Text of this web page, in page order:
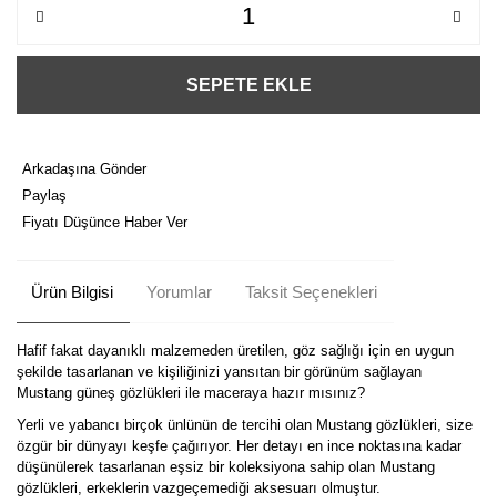
SEPETE EKLE
Arkadaşına Gönder
Paylaş
Fiyatı Düşünce Haber Ver
Ürün Bilgisi Yorumlar Taksit Seçenekleri
Hafif fakat dayanıklı malzemeden üretilen, göz sağlığı için en uygun
şekilde tasarlanan ve kişiliğinizi yansıtan bir görünüm sağlayan
Mustang güneş gözlükleri ile maceraya hazır mısınız?
Yerli ve yabancı birçok ünlünün de tercihi olan Mustang gözlükleri, size
özgür bir dünyayı keşfe çağırıyor. Her detayı en ince noktasına kadar
düşünülerek tasarlanan eşsiz bir koleksiyona sahip olan Mustang
gözlükleri, erkeklerin vazgeçemediği aksesuarı olmuştur.